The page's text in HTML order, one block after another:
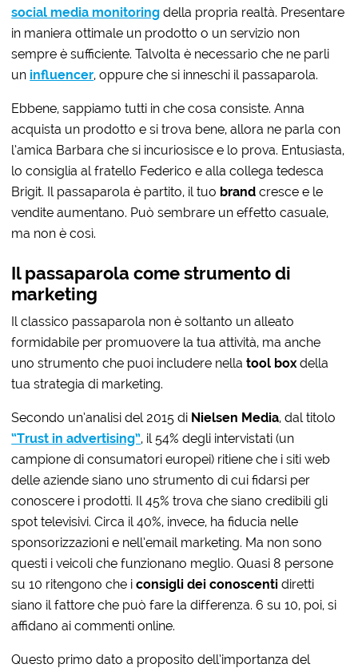
social media monitoring della propria realtà. Presentare
in maniera ottimale un prodotto o un servizio non
sempre è sufficiente. Talvolta è necessario che ne parli
un influencer, oppure che si inneschi il passaparola.
Ebbene, sappiamo tutti in che cosa consiste. Anna
acquista un prodotto e si trova bene, allora ne parla con
l’amica Barbara che si incuriosisce e lo prova. Entusiasta,
lo consiglia al fratello Federico e alla collega tedesca
Brigit. Il passaparola è partito, il tuo brandcresce e le
vendite aumentano. Può sembrare un effetto casuale,
ma non è così.
Il passaparola come strumento di
marketing
Il classico passaparola non è soltanto un alleato
formidabile per promuovere la tua attività, ma anche
uno strumento che puoi includere nellatool boxdella
tua strategia di marketing.
Secondo un’analisi del 2015 di Nielsen Media, dal titolo
“Trust in advertising”, il 54% degli intervistati (un
campione di consumatori europei) ritiene che i siti web
delle aziende siano uno strumento di cui fidarsi per
conoscere i prodotti. Il 45% trova che siano credibili gli
spot televisivi. Circa il 40%, invece, ha fiducia nelle
sponsorizzazioni e nell’email marketing. Ma non sono
questi i veicoli che funzionano meglio. Quasi 8 persone
su 10 ritengono che iconsigli dei conoscenti diretti
siano il fattore che può fare la differenza. 6 su 10, poi, si
affidano ai commenti online.
Questo primo dato a proposito dell’importanza del